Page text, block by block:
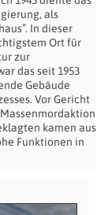
als
In dieser
Ort für
zur
das seit 1953
Gebäude
Vor Gericht
kamen aus
Funktionen in